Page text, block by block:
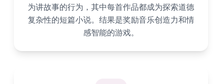
为讲故事的行为，其中每首作品都成为探索道德
复杂性的短篇小说。结果是奖励音乐创造力和情
感智能的游戏。